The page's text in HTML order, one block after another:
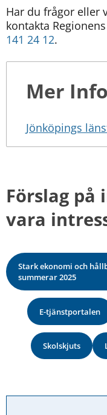
Har du frågor eller
kontakta
141 24 12.
Mer
Jönköpings
Förslag på
vara
Stark ekonomi och
summerar 2025
E-tjänstportalen
Skolskjuts